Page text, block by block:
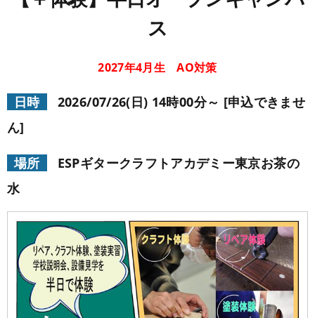
学校概要
メッセージ
入学案内
募集要項 学費について 学生マンション
学費サポート 短期大学併修制度
よくある質問
就職進路指導
就職進路指導 就職実績 卒業生紹介
スペシャル
イベント 学生作品 来校アーティスト
各校紹介
新着情報
スタッフ紹介
ス
2027年4月生 AO対策
日時
2026/07/26(日) 14時00分～ [申込できませ
ん]
場所
ESPギタークラフトアカデミー東京お茶の
水